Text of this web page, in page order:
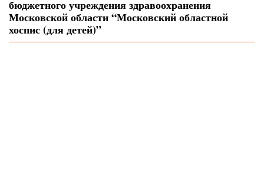
бюджетного учреждения здравоохранения
Московской области “Московский областной
хоспис (для детей)”